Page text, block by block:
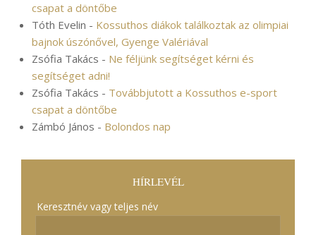
csapat a döntőbe
Tóth Evelin - Kossuthos diákok találkoztak az olimpiai
bajnok úszónővel, Gyenge Valériával
Zsófia Takács - Ne féljünk segítséget kérni és
segítséget adni!
Zsófia Takács - Továbbjutott a Kossuthos e-sport
csapat a döntőbe
Zámbó János - Bolondos nap
HÍRLEVÉL
Keresztnév vagy teljes név